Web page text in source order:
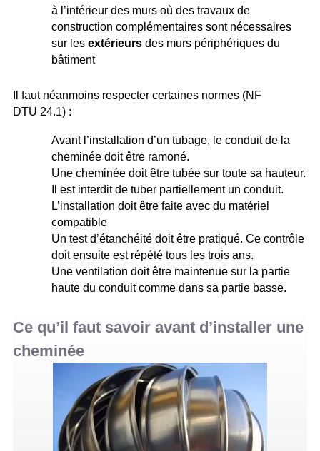
à l’intérieur des murs où des travaux de
construction complémentaires sont nécessaires
sur les extérieurs des murs périphériques du
bâtiment
Il faut néanmoins respecter certaines normes (NF
DTU 24.1) :
Avant l’installation d’un tubage, le conduit de la
cheminée doit être ramoné.
Une cheminée doit être tubée sur toute sa hauteur.
Il est interdit de tuber partiellement un conduit.
L’installation doit être faite avec du matériel
compatible
Un test d’étanchéité doit être pratiqué. Ce contrôle
doit ensuite est répété tous les trois ans.
Une ventilation doit être maintenue sur la partie
haute du conduit comme dans sa partie basse.
Ce qu’il faut savoir avant d’installer une
cheminée